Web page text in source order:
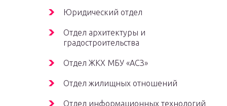
Юридический отдел
Отдел архитектуры и
градостроительства
Отдел ЖКХ МБУ «АСЗ»
Отдел жилищных отношений
Отдел информационных технологий